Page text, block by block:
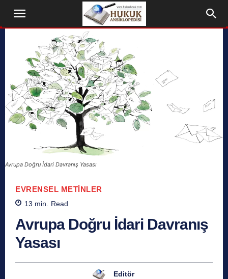
Avrupa Doğru İdari Davranış Yasası
EVRENSEL METINLER
13 min. Read
Avrupa Doğru İdari Davranış
Yasası
Editör